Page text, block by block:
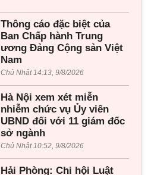
Thông cáo đặc biệt của
Ban Chấp hành Trung
ương Đảng Cộng sản Việt
Nam
Chủ Nhật 14:13, 9/8/2026
Hà Nội xem xét miễn
nhiễm chức vụ Ủy viên
UBND đối với 11 giám đốc
sở ngành
Chủ Nhật 10:52, 9/8/2026
Hải Phòng: Chi hội Luật